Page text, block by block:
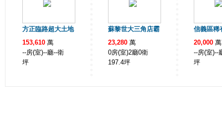
方正臨路超大土地
153,610 萬
--房(室)--廳--衛
坪
蘇黎世大三角店霸
23,280 萬
0房(室)2廳0衛
197.4坪
信義區稀
20,000 萬
--房(室)--
坪